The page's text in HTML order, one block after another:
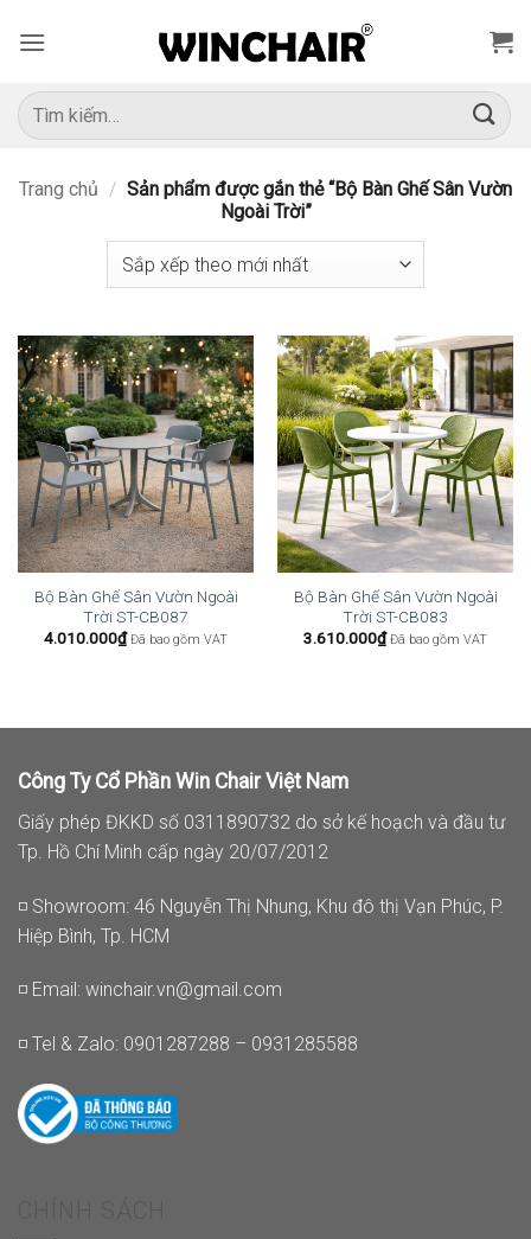
qua
dung
Tìm
kiếm:
Trang chủ / Sản phẩm được gắn thẻ “Bộ Bàn Ghế Sân Vườn
Ngoài Trời”
Bộ Bàn Ghế Sân Vườn Ngoài
Trời ST-CB087
4.010.000₫ Đã bao gồm VAT
Bộ Bàn Ghế Sân Vườn Ngoài
Trời ST-CB083
3.610.000₫ Đã bao gồm VAT
Công Ty Cổ Phần Win Chair Việt Nam
Giấy phép ĐKKD số 0311890732 do sở kế hoạch và đầu tư
Tp. Hồ Chí Minh cấp ngày 20/07/2012
◽ Showroom: 46 Nguyễn Thị Nhung, Khu đô thị Vạn Phúc, P.
Hiệp Bình, Tp. HCM
◽ Email: winchair.vn@gmail.com
◽ Tel & Zalo: 0901287288 – 0931285588